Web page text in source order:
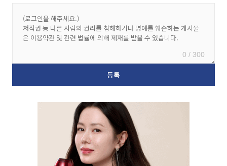
0 / 300